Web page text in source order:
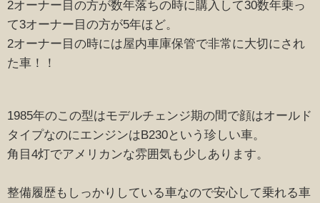
2オーナー目の方が数年落ちの時に購入して30数年乗っ
て3オーナー目の方が5年ほど。
2オーナー目の時には屋内車庫保管で非常に大切にされ
た車！！
1985年のこの型はモデルチェンジ期の間で顔はオールド
タイプなのにエンジンはB230という珍しい車。
角目4灯でアメリカンな雰囲気も少しあります。
整備履歴もしっかりしている車なので安心して乗れる車